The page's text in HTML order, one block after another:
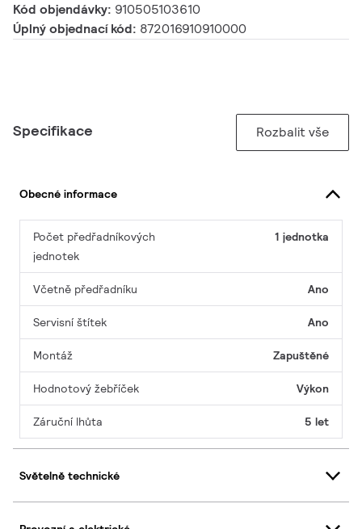
Kód objendávky: 910505103610
Úplný objednací kód: 872016910910000
Specifikace Rozbalit vše
Obecné informace
Počet předřadníkových
jednotek
1 jednotka
Včetně předřadníku Ano
Servisní štítek Ano
Montáž Zapuštěné
Hodnotový žebříček Výkon
Záruční lhůta 5 let
Světelně technické